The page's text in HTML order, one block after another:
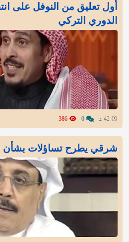
أول تعليق من النوفل على
الدوري التركي
شرقي يطرح تساؤلات بشأن